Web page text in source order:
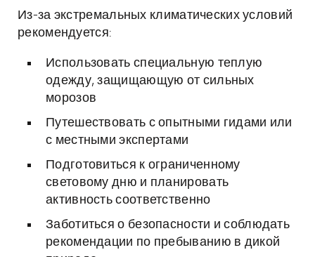
Из-за экстремальных климатических условий
рекомендуется:
Использовать специальную теплую
одежду, защищающую от сильных
морозов
Путешествовать с опытными гидами или
с местными экспертами
Подготовиться к ограниченному
световому дню и планировать
активность соответственно
Заботиться о безопасности и соблюдать
рекомендации по пребыванию в дикой